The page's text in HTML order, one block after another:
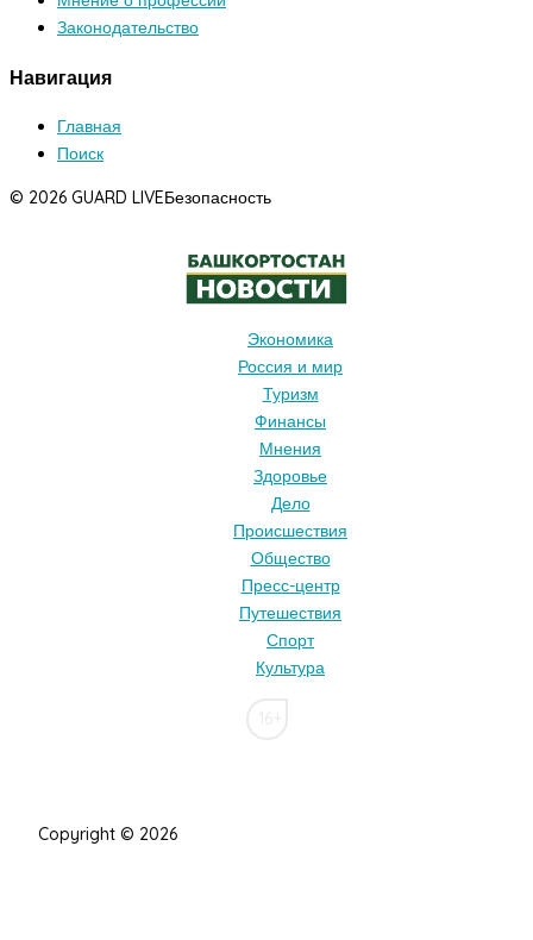
Законодательство
Навигация
Главная
Поиск
© 2026 GUARD LIVEБезопасность
Экономика
Россия и мир
Туризм
Финансы
Мнения
Здоровье
Дело
Происшествия
Общество
Пресс-центр
Путешествия
Спорт
Культура
Copyright © 2026